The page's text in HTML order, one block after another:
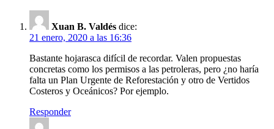
Xuan B. Valdés dice:
21 enero, 2020 a las 16:36
Bastante hojarasca difícil de recordar. Valen propuestas
concretas como los permisos a las petroleras, pero ¿no haría
falta un Plan Urgente de Reforestación y otro de Vertidos
Costeros y Oceánicos? Por ejemplo.
Responder